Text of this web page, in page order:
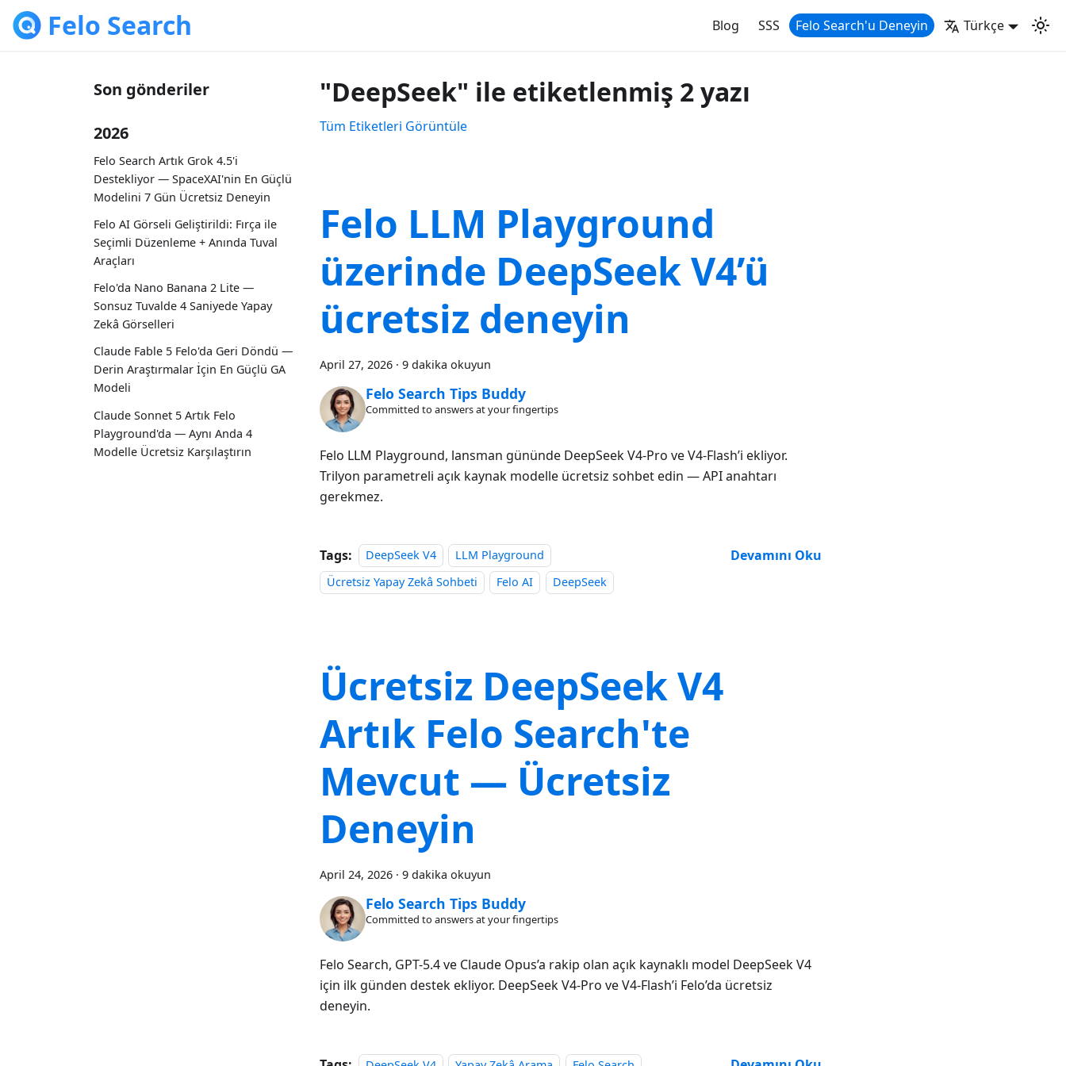
Felo Search Blog SSS Felo Search'u Deneyin Türkçe
Son gönderiler
2026
Felo Search Artık Grok 4.5'i
Destekliyor — SpaceXAI'nin En Güçlü
Modelini 7 Gün Ücretsiz Deneyin
Felo AI Görseli Geliştirildi: Fırça ile
Seçimli Düzenleme + Anında Tuval
Araçları
Felo'da Nano Banana 2 Lite —
Sonsuz Tuvalde 4 Saniyede Yapay
Zekâ Görselleri
Claude Fable 5 Felo'da Geri Döndü —
Derin Araştırmalar İçin En Güçlü GA
Modeli
Claude Sonnet 5 Artık Felo
Playground'da — Aynı Anda 4
Modelle Ücretsiz Karşılaştırın
"DeepSeek" ile etiketlenmiş 2 yazı
Tüm Etiketleri Görüntüle
Felo LLM Playground
üzerinde DeepSeek V4’ü
ücretsiz deneyin
April 27, 2026 · 9 dakika okuyun
Felo Search Tips Buddy
Committed to answers at your fingertips
Felo LLM Playground, lansman gününde DeepSeek V4-Pro ve V4-Flash’i ekliyor.
Trilyon parametreli açık kaynak modelle ücretsiz sohbet edin — API anahtarı
gerekmez.
Tags: DeepSeek V4
LLM Playground
Ücretsiz Yapay Zekâ Sohbeti
Felo AI DeepSeek
Devamını Oku
Ücretsiz DeepSeek V4
Artık Felo Search'te
Mevcut — Ücretsiz
Deneyin
April 24, 2026 · 9 dakika okuyun
Felo Search Tips Buddy
Committed to answers at your fingertips
Felo Search, GPT-5.4 ve Claude Opus’a rakip olan açık kaynaklı model DeepSeek V4
için ilk günden destek ekliyor. DeepSeek V4-Pro ve V4-Flash’i Felo’da ücretsiz
deneyin.